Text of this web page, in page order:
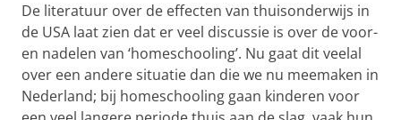
De literatuur over de effecten van thuisonderwijs in
de USA laat zien dat er veel discussie is over de voor-
en nadelen van ‘homeschooling’. Nu gaat dit veelal
over een andere situatie dan die we nu meemaken in
Nederland; bij homeschooling gaan kinderen voor